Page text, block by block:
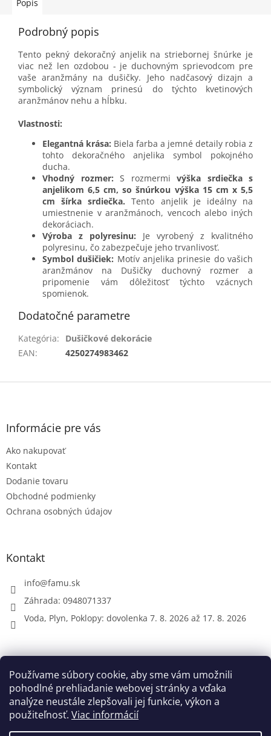
Používame súbory cookie, aby sme vám umožnili
pohodlné prehliadanie webovej stránky a vďaka
analýze neustále zlepšovali jej funkcie, výkon a
použiteľnosť. Viac informácií
Popis
Podrobný popis
Tento pekný dekoračný anjelik na striebornej šnúrke je
viac než len ozdobou - je duchovným sprievodcom pre
vaše aranžmány na dušičky. Jeho nadčasový dizajn a
symbolický význam prinesú do týchto kvetinových
aranžmánov nehu a hĺbku.
Vlastnosti:
Elegantná krása: Biela farba a jemné detaily robia z
tohto dekoračného anjelika symbol pokojného
ducha.
Vhodný rozmer: S rozmermi výška srdiečka s
anjelikom 6,5 cm, so šnúrkou výška 15 cm x 5,5
cm šírka srdiečka.
Tento anjelik je ideálny na
umiestnenie v aranžmánoch, vencoch alebo iných
dekoráciach.
Výroba z polyresinu: Je vyrobený z kvalitného
polyresinu, čo zabezpečuje jeho trvanlivosť.
Symbol dušičiek: Motív anjelika prinesie do vašich
aranžmánov na Dušičky duchovný rozmer a
pripomenie vám dôležitosť týchto vzácnych
spomienok.
Dodatočné parametre
Kategória:
Dušičkové dekorácie
EAN: 4250274983462
Z
Informácie pre vás
Ako nakupovať
Kontakt
Dodanie tovaru
Obchodné podmienky
Ochrana osobných údajov
Kontakt
info@famu.sk
Záhrada: 0948071337
Voda, Plyn, Poklopy: dovolenka 7. 8. 2026 až 17. 8. 2026